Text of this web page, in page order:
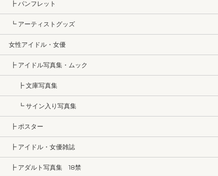
┣ パンフレット
┗ アーティストグッズ
女性アイドル・女優
┣ アイドル写真集・ムック
┣ 文庫写真集
┗ サイン入り写真集
┣ ポスター
┣ アイドル・女優雑誌
┣ アダルト写真集 18禁